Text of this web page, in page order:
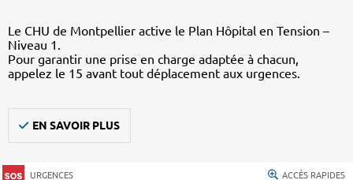
Le CHU de Montpellier active le Plan Hôpital en Tension –
Niveau 1.
Pour garantir une prise en charge adaptée à chacun,
appelez le 15 avant tout déplacement aux urgences.
EN SAVOIR PLUS
URGENCES ACCÈS RAPIDES